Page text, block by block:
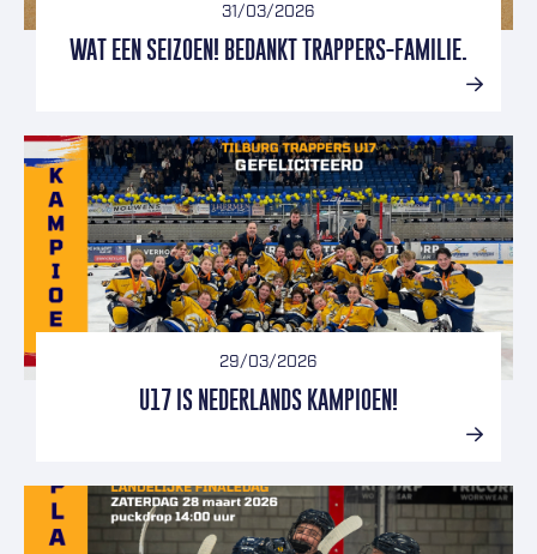
31/03/2026
WAT EEN SEIZOEN! BEDANKT TRAPPERS-FAMILIE.
29/03/2026
U17 IS NEDERLANDS KAMPIOEN!